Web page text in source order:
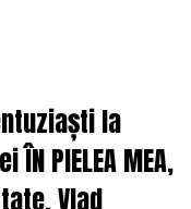
la
PIELEA MEA,
Vlad